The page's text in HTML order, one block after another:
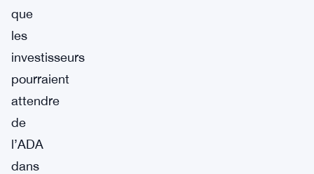
que
les
investisseurs
pourraient
attendre
de
l’ADA
dans